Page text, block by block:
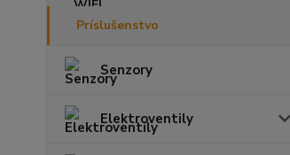
Príslušenstvo
Senzory
Elektroventily